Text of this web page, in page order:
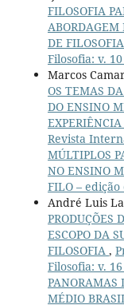
FILOSOFIA
ABORDAGEM
DE FILOSOFIA
Filosofia: v.
Marcos
OS TEMAS
DO ENSINO
Revista
MÚLTIPLOS
NO ENSINO
FILO – edição
André Luis
PRODUÇÕES
ESCOPO DA
FILOSOFIA ,
Filosofia: v.
PANORAMAS
MÉDIO